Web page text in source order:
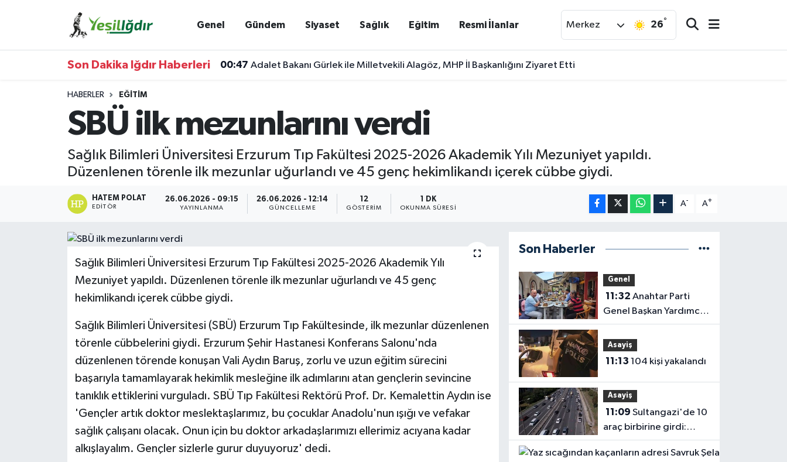
Genel Gündem Siyaset Sağlık Eğitim Resmi İlanlar Merkez 26°
Son Dakika Iğdır Haberleri 00:47 Adalet Bakanı Gürlek ile Milletvekili Alagöz, MHP İl Başkanlığını Ziyaret Etti
HABERLER EĞITIM
SBÜ ilk mezunlarını verdi
Sağlık Bilimleri Üniversitesi Erzurum Tıp Fakültesi 2025-2026 Akademik Yılı Mezuniyet yapıldı.
Düzenlenen törenle ilk mezunlar uğurlandı ve 45 genç hekimlikandı içerek cübbe giydi.
HATEM POLAT
EDITÖR
26.06.2026 - 09:15
YAYINLANMA
26.06.2026 - 12:14
GÜNCELLEME
12
GÖSTERIM
1 DK
OKUNMA SÜRESI
A- A+
Sağlık Bilimleri Üniversitesi Erzurum Tıp Fakültesi 2025-2026 Akademik Yılı
Mezuniyet yapıldı. Düzenlenen törenle ilk mezunlar uğurlandı ve 45 genç
hekimlikandı içerek cübbe giydi.
Sağlık Bilimleri Üniversitesi (SBÜ) Erzurum Tıp Fakültesinde, ilk mezunlar düzenlenen
törenle cübbelerini giydi. Erzurum Şehir Hastanesi Konferans Salonu'nda
düzenlenen törende konuşan Vali Aydın Baruş, zorlu ve uzun eğitim sürecini
başarıyla tamamlayarak hekimlik mesleğine ilk adımlarını atan gençlerin sevincine
tanıklık ettiklerini vurguladı. SBÜ Tıp Fakültesi Rektörü Prof. Dr. Kemalettin Aydın ise
'Gençler artık doktor meslektaşlarımız, bu çocuklar Anadolu'nun ışığı ve vefakar
sağlık çalışanı olacak. Onun için bu doktor arkadaşlarımızı ellerimiz acıyana kadar
alkışlayalım. Gençler sizlerle gurur duyuyoruz' dedi.
Son Haberler
Genel
11:32
Genel Başkan Yardımcısı
Demiröz, Iğdır’da Basın
Mensuplarıyla Buluştu
Asayiş
11:13 104 kişi yakalandı
Asayiş
11:09
araç birbirine girdi:
Trafik yoğunluğu
havadan görüntülendi
İğdir Namaz Vakitleri
Iğdır Trafik Yoğunluk Haritası
Süper Lig Puan Durumu ve Fikstür
Tüm Manşetler